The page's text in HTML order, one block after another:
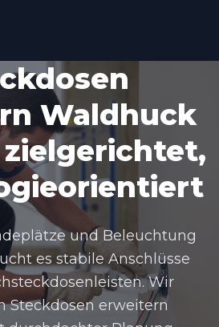
Waldhuck
zielgerichtet,
und Beleuchtung
es stabile Anschlüsse
Wir
Steckdosen erweitern